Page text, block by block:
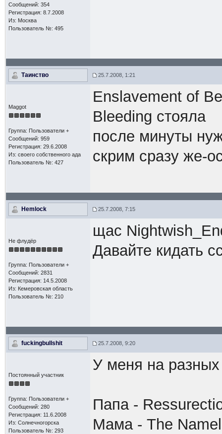
Сообщений: 354
Регистрация: 8.7.2008
Из: Москва
Пользователь №: 495
Таинство 25.7.2008, 1:21
Maggot
Группа: Пользователи +
Сообщений: 959
Регистрация: 29.6.2008
Из: своего собственного ада
Пользователь №: 427
Enslavement of
Bleeding стояла
после минуты
скрим сразу же-
Hemlock 25.7.2008, 7:15
Не флудёр
Группа: Пользователи +
Сообщений: 2831
Регистрация: 14.5.2008
Из: Кемеровская область
Пользователь №: 210
щас
Давайте кидать
fuckingbullshit 25.7.2008, 9:20
Постоянный участник
Группа: Пользователи +
Сообщений: 280
Регистрация: 11.6.2008
Из: Солнечногорска
Пользователь №: 293
У меня на разных
Папа -
Мама - The